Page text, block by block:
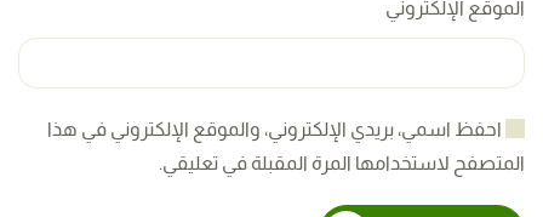
الموقع الإلكتروني
احفظ اسمي، بريدي الإلكتروني، والموقع الإلكتروني في هذا
المتصفح لاستخدامها المرة المقبلة في تعليقي.